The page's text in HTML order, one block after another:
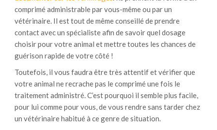
comprimé administrable par vous-même ou par un
vétérinaire. Il est tout de même conseillé de prendre
contact avec un spécialiste afin de savoir quel dosage
choisir pour votre animal et mettre toutes les chances de
guérison rapide de votre côté !
Toutefois, il vous faudra être très attentif et vérifier que
votre animal ne recrache pas le comprimé une fois le
traitement administré. C’est pourquoi il semble plus facile,
pour lui comme pour vous, de vous rendre sans tarder chez
un vétérinaire habitué à ce genre de situation.